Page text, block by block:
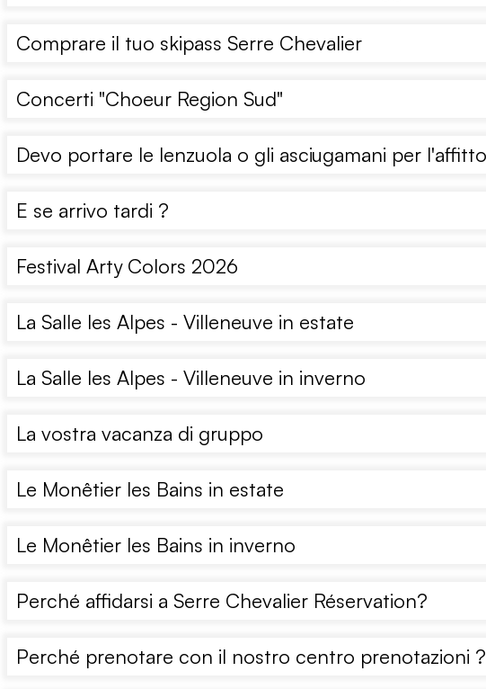
Comprare il tuo skipass Serre Chevalier
Concerti "Choeur Region Sud"
Devo portare le lenzuola o gli asciugamani per
E se arrivo tardi ?
Festival Arty Colors 2026
La Salle les Alpes - Villeneuve in estate
La Salle les Alpes - Villeneuve in inverno
La vostra vacanza di gruppo
Le Monêtier les Bains in estate
Le Monêtier les Bains in inverno
Perché affidarsi a Serre Chevalier Réservation?
Perché prenotare con il nostro centro prenotazioni ?